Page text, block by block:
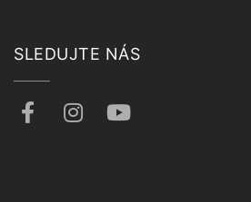
SLEDUJTE NÁS